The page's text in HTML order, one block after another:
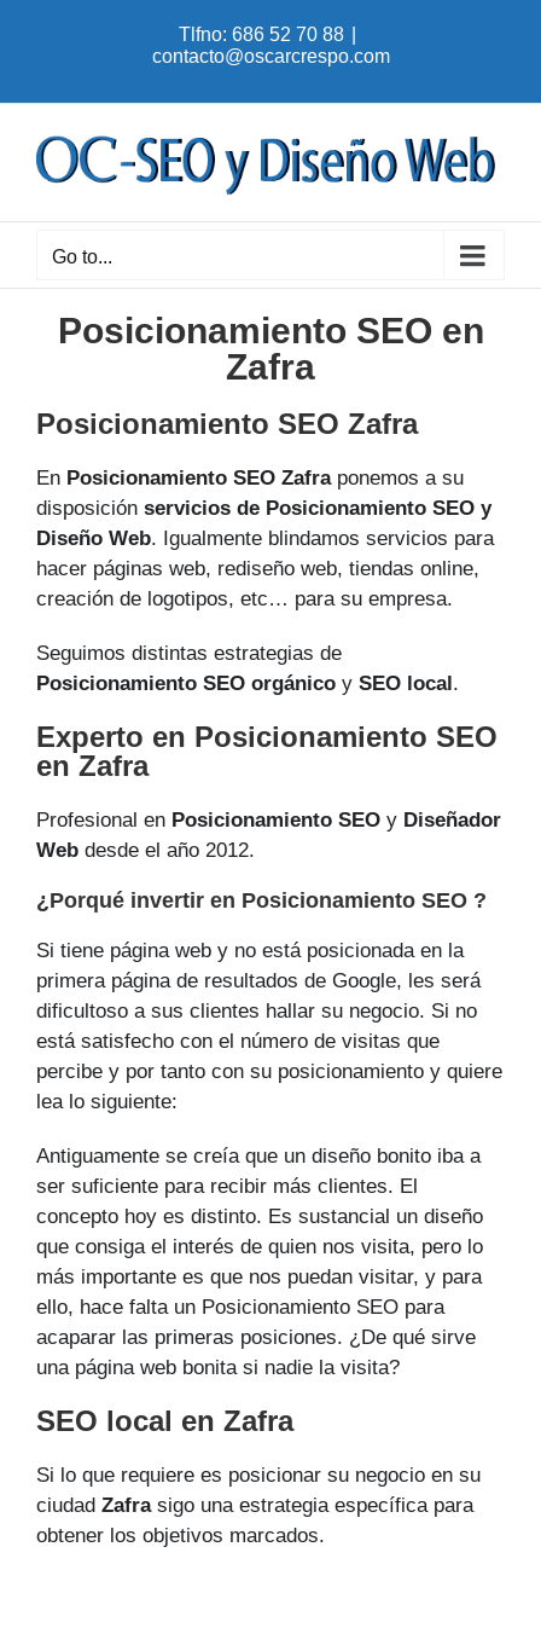
Tlfno: 686 52 70 88
contacto@oscarcrespo.com
Go to...
Posicionamiento SEO en
Zafra
Posicionamiento SEO Zafra
En Posicionamiento SEO Zafraponemos a su
disposición servicios de Posicionamiento SEO y
Diseño Web. Igualmente blindamos servicios para
hacer páginas web, rediseño web, tiendas online,
creación de logotipos, etc… para su empresa.
Seguimos distintas estrategias de
Posicionamiento SEO orgánico y SEO local .
Experto en Posicionamiento SEO
en Zafra
Profesional en Posicionamiento SEO y Diseñador
Web desde el año 2012.
¿Porqué invertir en Posicionamiento SEO ?
Si tiene página web y no está posicionada en la
primera página de resultados de Google, les será
dificultoso a sus clientes hallar su negocio. Si no
está satisfecho con el número de visitas que
percibe y por tanto con su posicionamiento y quiere
lea lo siguiente:
Antiguamente se creía que un diseño bonito iba a
ser suficiente para recibir más clientes. El
concepto hoy es distinto. Es sustancial un diseño
que consiga el interés de quien nos visita, pero lo
más importante es que nos puedan visitar, y para
ello, hace falta un Posicionamiento SEO para
acaparar las primeras posiciones. ¿De qué sirve
una página web bonita si nadie la visita?
SEO local en Zafra
Si lo que requiere es posicionar su negocio en su
ciudad Zafrasigo una estrategia específica para
obtener los objetivos marcados.